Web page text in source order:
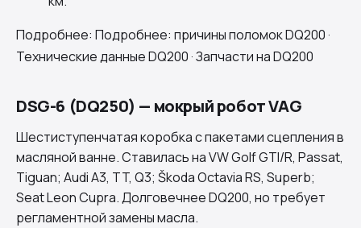
Подробнее: Подробнее: причины поломок DQ200 ·
Технические данные DQ200 ·Запчасти на DQ200
DSG-6 (DQ250) — мокрый робот VAG
Шестиступенчатая коробка с пакетами сцепления в
масляной ванне. Ставилась на VW Golf GTI/R, Passat,
Tiguan; Audi A3, TT, Q3; Škoda Octavia RS, Superb;
Seat Leon Cupra. ДолговечнееDQ200, но требует
регламентной замены масла.